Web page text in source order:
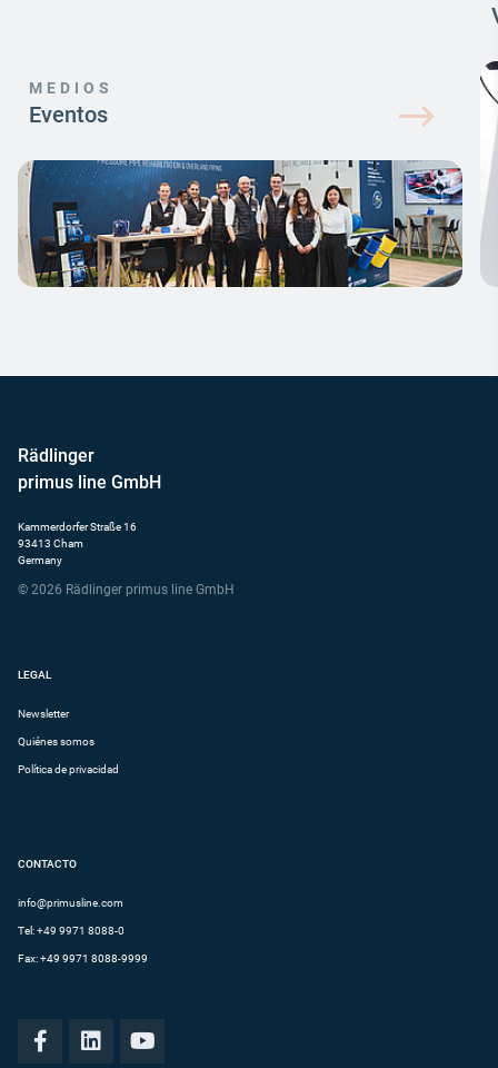
MEDIOS
Eventos
Rädlinger
primus line GmbH
Kammerdorfer Straße 16
93413 Cham
Germany
© 2026 Rädlinger primus line GmbH
LEGAL
Newsletter
Quiénes somos
Política de privacidad
CONTACTO
info@primusline.com
Tel:+49 9971 8088-0
Fax: +49 9971 8088-9999